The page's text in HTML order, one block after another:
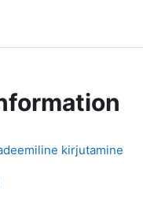
kirjutamine